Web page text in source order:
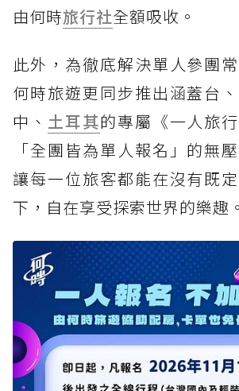
由何時旅行社全額吸收。
此外，為徹底解決單人參團
何時旅遊更同步推出涵蓋台
中、 土耳其的專屬《一人旅
「全團皆為單人報名」的無
讓每一位旅客都能在沒有既
下，自在享受探索世界的樂趣。